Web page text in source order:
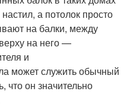
а потолок просто
на балки, между
на него —
и
может служить обычный
что он значительно